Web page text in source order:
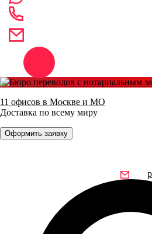
11 офисов в Москве и МО
Доставка по всему миру
Оформить заявку